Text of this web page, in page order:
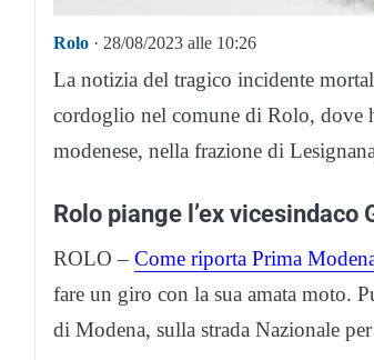
Rolo · 28/08/2023 alle 10:26
La notizia del tragico incidente
cordoglio nel comune di Rolo, dove
modenese, nella frazione di
Rolo piange l’ex vicesindaco
ROLO – Come riporta Prima
fare un giro con la sua amata moto.
di Modena, sulla strada Nazionale